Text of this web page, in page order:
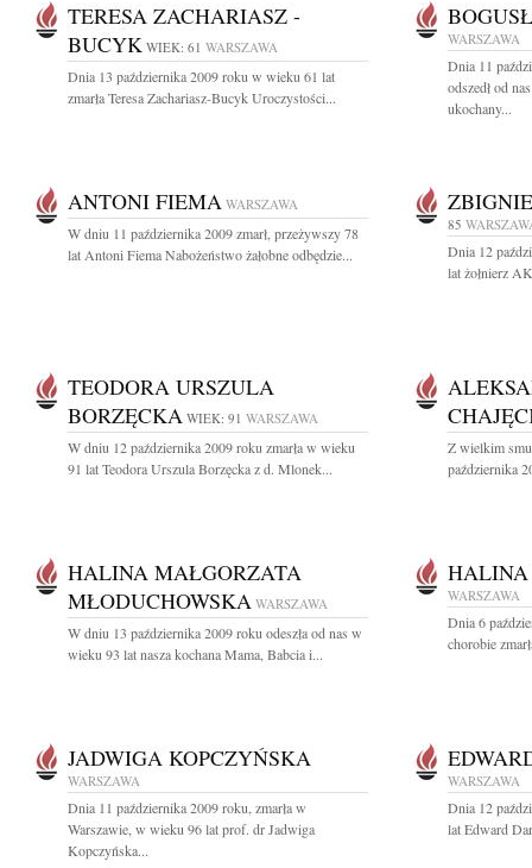
TERESA ZACHARIASZ -
BUCYK WIEK: 61 WARSZAWA
Dnia 13 października 2009 roku w wieku 61 lat
zmarła Teresa Zachariasz-Bucyk Uroczystości...
WARSZAWA
Dnia 11
odszedł od
ukochany...
ANTONI FIEMA WARSZAWA
W dniu 11 października 2009 zmarł, przeżywszy 78
lat Antoni Fiema Nabożeństwo żałobne odbędzie...
85
Dnia 12
lat żołnierz
TEODORA URSZULA
BORZĘCKA WIEK: 91 WARSZAWA
W dniu 12 października 2009 roku zmarła w wieku
91 lat Teodora Urszula Borzęcka z d. Mlonek...
Z wielkim
października
HALINA MAŁGORZATA
MŁODUCHOWSKA WARSZAWA
W dniu 13 października 2009 roku odeszła od nas w
wieku 93 lat nasza kochana Mama, Babcia i...
WARSZAWA
Dnia 6
chorobie
JADWIGA KOPCZYŃSKA
WARSZAWA
Dnia 11 października 2009 roku, zmarła w
Warszawie, w wieku 96 lat prof. dr Jadwiga
Kopczyńska...
WARSZAWA
Dnia 12
lat Edward